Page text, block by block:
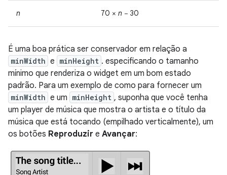
n 70 × n − 30
É uma boa prática ser conservador em relação a
minWidth e minHeight . especificando o tamanho
mínimo que renderiza o widget em um bom estado
padrão. Para um exemplo de como para fornecer um
minWidth e um minHeight , suponha que você tenha
um player de música que mostra o artista e o título da
música que está tocando (empilhado verticalmente), um
os botões Reproduzir e Avançar: